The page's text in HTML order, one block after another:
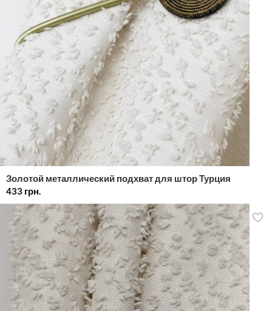
Золотой металлический подхват для штор Турция
433 грн.